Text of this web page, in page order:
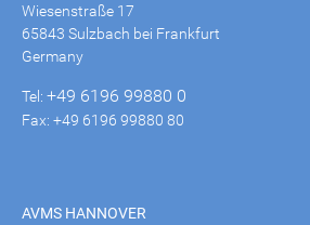
Wiesenstraße 17
65843 Sulzbach bei Frankfurt
Germany
Tel: +49 6196 99880 0
Fax: +49 6196 99880 80
AVMS HANNOVER